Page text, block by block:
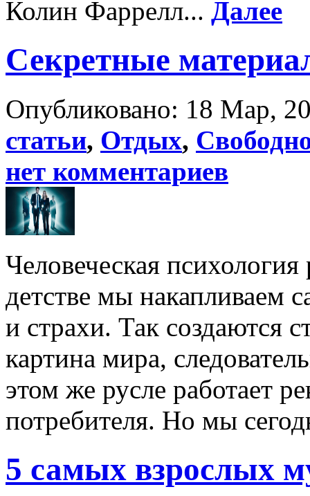
Колин Фаррелл... Далее
Секретные
Опубликовано: 18 Мар,
статьи, Отдых,
нет комментариев
Человеческая психология
детстве мы накапливаем
и страхи. Так создаются
картина мира,
этом же русле работает
потребителя. Но мы
5 самых взрослых